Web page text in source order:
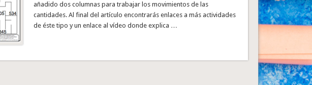
añadido dos columnas para trabajar los movimientos de las
cantidades. Al final del artículo encontrarás enlaces a más actividades
de éste tipo y un enlace al vídeo donde explica …